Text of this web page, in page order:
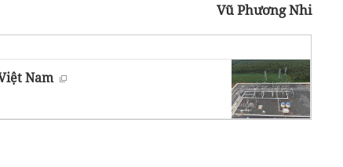
Vũ Phương Nhi
Nam